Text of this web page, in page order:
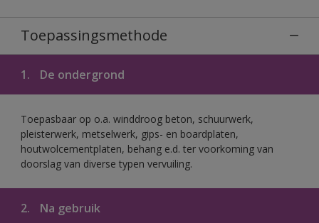
Toepassingsmethode
1. De ondergrond
Toepasbaar op o.a. winddroog beton, schuurwerk,
pleisterwerk, metselwerk, gips- en boardplaten,
houtwolcementplaten, behang e.d. ter voorkoming van
doorslag van diverse typen vervuiling.
2. Na gebruik